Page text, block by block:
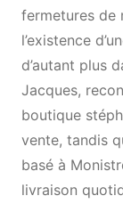
fermetures de
l’existence
d’autant plus
Jacques,
boutique
vente, tandis
basé à
livraison